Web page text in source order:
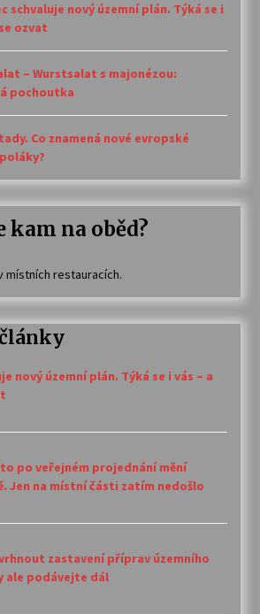
schvaluje nový územní plán. Týká se i
ozvat
– Wurstsalat s majonézou:
pochoutka
Co znamená nové evropské
kam na oběd?
místních restauracích.
nový územní plán. Týká se i vás – a
po veřejném projednání mění
Jen na místní části zatím nedošlo
zastavení příprav územního
ale podávejte dál